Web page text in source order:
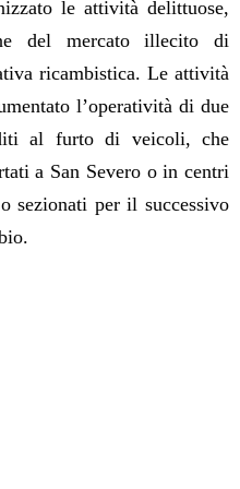
le attività delittuose,
del mercato illecito di
ricambistica. Le attività
l’operatività di due
al furto di veicoli, che
a San Severo o in centri
sezionati per il successivo